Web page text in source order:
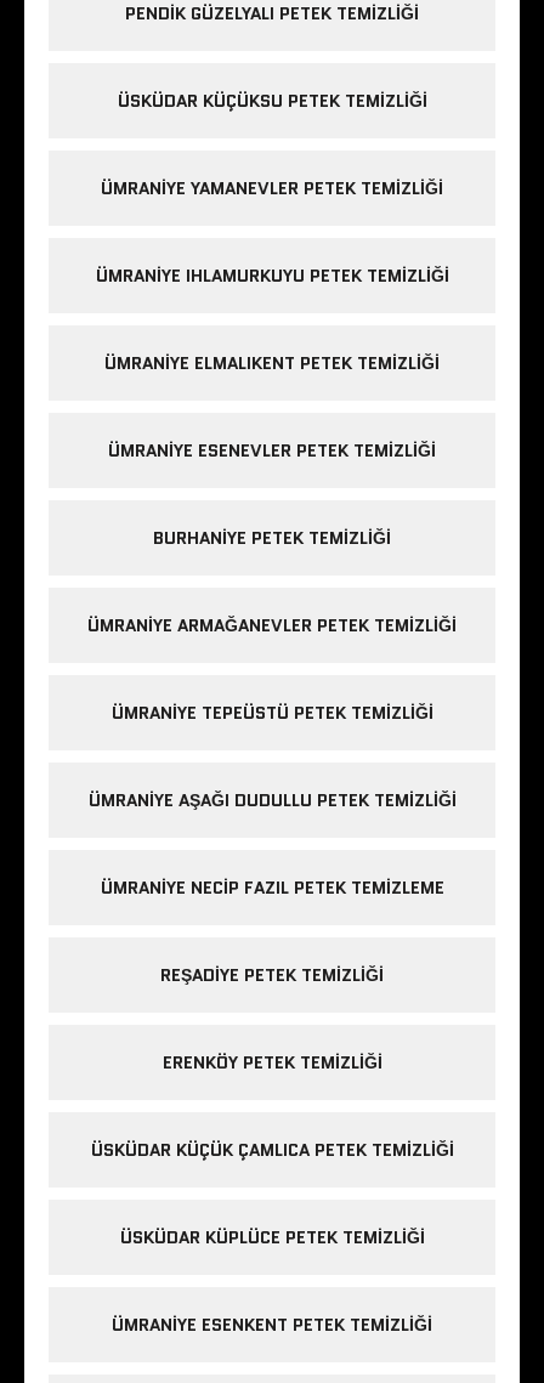
PENDIK GÜZELYALI PETEK TEMIZLIĞI
ÜSKÜDAR KÜÇÜKSU PETEK TEMIZLIĞI
ÜMRANIYE YAMANEVLER PETEK TEMIZLIĞI
ÜMRANIYE IHLAMURKUYU PETEK TEMIZLIĞI
ÜMRANIYE ELMALIKENT PETEK TEMIZLIĞI
ÜMRANIYE ESENEVLER PETEK TEMIZLIĞI
BURHANIYE PETEK TEMIZLIĞI
ÜMRANIYE ARMAĞANEVLER PETEK TEMIZLIĞI
ÜMRANIYE TEPEÜSTÜ PETEK TEMIZLIĞI
ÜMRANIYE AŞAĞI DUDULLU PETEK TEMIZLIĞI
ÜMRANIYE NECIP FAZIL PETEK TEMIZLEME
REŞADIYE PETEK TEMIZLIĞI
ERENKÖY PETEK TEMIZLIĞI
ÜSKÜDAR KÜÇÜK ÇAMLICA PETEK TEMIZLIĞI
ÜSKÜDAR KÜPLÜCE PETEK TEMIZLIĞI
ÜMRANIYE ESENKENT PETEK TEMIZLIĞI